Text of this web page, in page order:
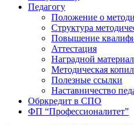
Педагогу
Положение о
Структура
Повышение
Аттестация
Наградной материал
Методическая
Полезные ссылки
Наставничество
Обркредит в СПО
ФП “Профессионалитет”